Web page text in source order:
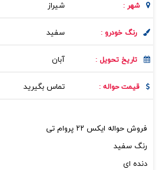
شهر : شيراز
رنگ خودرو : سفید
تاریخ تحویل : آبان
قیمت حواله : تماس بگیرید
فروش حواله ایکس ۲۲ پرو‌‌‌ام تی
رنگ سفید
دنده ای